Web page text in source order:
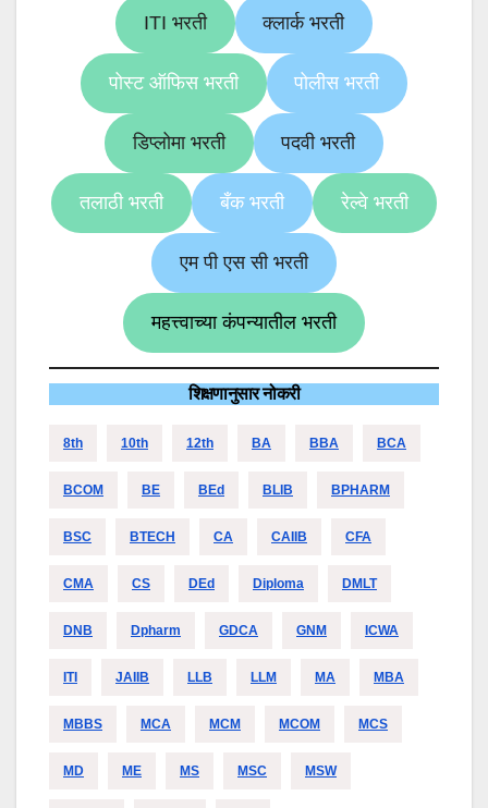
ITI भरती क्लार्क भरती
पोस्ट ऑफिस भरती पोलीस भरती
डिप्लोमा भरती पदवी भरती
तलाठी भरती बँक भरती रेल्वे भरती
एम पी एस सी भरती
महत्त्वाच्या कंपन्यातील भरती
शिक्षणानुसार नोकरी
8th 10th 12th BA BBA BCA
BCOM BE BEd BLIB BPHARM
BSC BTECH CA CAIIB CFA
CMA CS DEd Diploma DMLT
DNB Dpharm GDCA GNM ICWA
ITI JAIIB LLB LLM MA MBA
MBBS MCA MCM MCOM MCS
MD ME MS MSC MSW